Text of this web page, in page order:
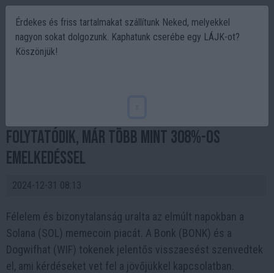
folytatódik, már több mint 308%-os
emelkedéssel
2024-12-31 08:13
Félelem és bizonytalanság uralta az elmúlt napokban a
Solana (SOL) memecoin piacát. A Bonk (BONK) és a
Dogwifhat (WIF) tokenek jelentős visszaesést szenvedtek
el, ami kérdéseket vet fel a jövőjükkel kapcsolatban.
Érdekes és friss tartalmakat szállítunk Neked, melyekkel
nagyon sokat dolgozunk. Kaphatunk cserébe egy LÁJK-ot?
Köszönjük!